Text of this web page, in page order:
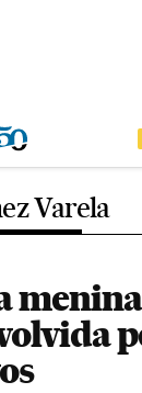
Varela
menina